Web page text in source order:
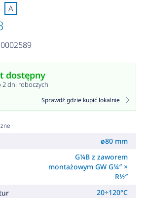
A
dostępny
2 dni roboczych
Sprawdź gdzie kupić lokalnie
ø80 mm
G¼B z zaworem
montażowym GW G¼″ ×
R½″
20÷120°C